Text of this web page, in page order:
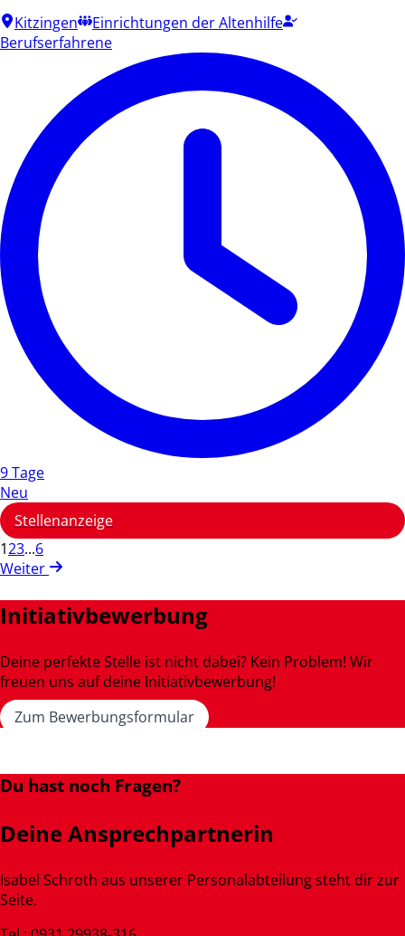
Kitzingen
Einrichtungen der Altenhilfe
Berufserfahrene
9 Tage
Neu
Stellenanzeige
123...6
Weiter
Initiativbewerbung
Deine perfekte Stelle ist nicht dabei? Kein Problem! Wir
freuen uns auf deine Initiativbewerbung!
Zum Bewerbungsformular
Du hast noch Fragen?
Deine Ansprechpartnerin
Isabel Schroth aus unserer Personalabteilung steht dir zur
Seite.